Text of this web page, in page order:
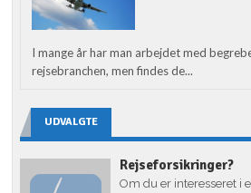
I mange år har man arbejdet med
rejsebranchen, men findes de...
UDVALGTE
Rejseforsikringer?
Om du er interesseret i